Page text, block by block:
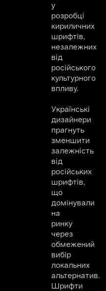
у
розробці
кириличних
шрифтів,
незалежних
від
російського
культурного
впливу.
Українські
дизайнери
прагнуть
зменшити
залежність
від
російських
шрифтів,
що
домінували
на
ринку
через
обмежений
вибір
локальних
альтернатив.
Шрифти